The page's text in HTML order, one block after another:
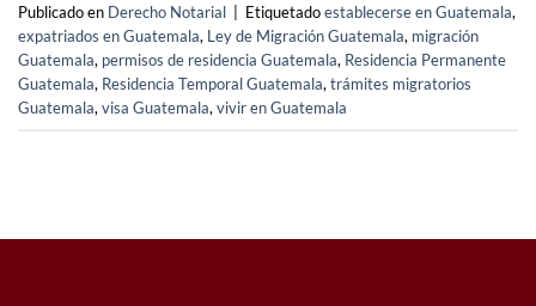
Publicado en Derecho Notarial Etiquetadoestablecerse en Guatemala,
expatriados en Guatemala, Ley de Migración Guatemala, migración
Guatemala, permisos de residencia Guatemala, Residencia Permanente
Guatemala, Residencia Temporal Guatemala, trámites migratorios
Guatemala, visa Guatemala, vivir en Guatemala